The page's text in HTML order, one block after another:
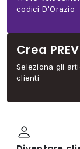
codici D'Orazio
Crea
Seleziona gli
clienti